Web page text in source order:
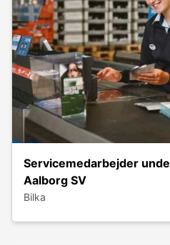
Servicemedarbejder
Aalborg SV
Bilka